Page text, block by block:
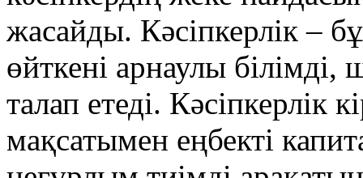
жасайды. Кәсіпкерлік –
өйткені арнаулы
талап етеді. Кәсіпкерлік
мақсатымен еңбекті